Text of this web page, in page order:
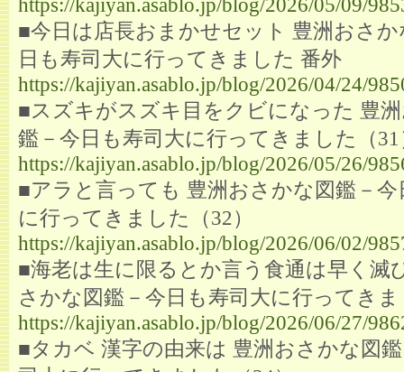
https://kajiyan.asablo.jp/blog/2026/05/09/
■今日は店長おまかせセット 豊洲おさか
日も寿司大に行ってきました 番外
https://kajiyan.asablo.jp/blog/2026/04/24/
■スズキがスズキ目をクビになった 豊
鑑－今日も寿司大に行ってきました（31
https://kajiyan.asablo.jp/blog/2026/05/26/
■アラと言っても 豊洲おさかな図鑑－今
に行ってきました（32）
https://kajiyan.asablo.jp/blog/2026/06/02/
■海老は生に限るとか言う食通は早く滅
さかな図鑑－今日も寿司大に行ってき
https://kajiyan.asablo.jp/blog/2026/06/27/
■タカベ 漢字の由来は 豊洲おさかな図